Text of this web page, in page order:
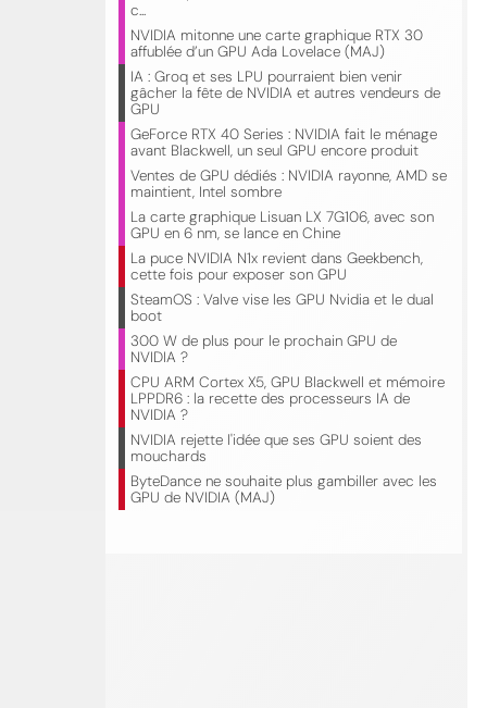
c...
NVIDIA mitonne une carte graphique RTX 30
affublée d’un GPU Ada Lovelace (MAJ)
IA : Groq et ses LPU pourraient bien venir
gâcher la fête de NVIDIA et autres vendeurs de
GPU
GeForce RTX 40 Series : NVIDIA fait le ménage
avant Blackwell, un seul GPU encore produit
Ventes de GPU dédiés : NVIDIA rayonne, AMD se
maintient, Intel sombre
La carte graphique Lisuan LX 7G106, avec son
GPU en 6 nm, se lance en Chine
La puce NVIDIA N1x revient dans Geekbench,
cette fois pour exposer son GPU
SteamOS : Valve vise les GPU Nvidia et le dual
boot
300 W de plus pour le prochain GPU de
NVIDIA ?
CPU ARM Cortex X5, GPU Blackwell et mémoire
LPPDR6 : la recette des processeurs IA de
NVIDIA ?
NVIDIA rejette l'idée que ses GPU soient des
mouchards
ByteDance ne souhaite plus gambiller avec les
GPU de NVIDIA (MAJ)